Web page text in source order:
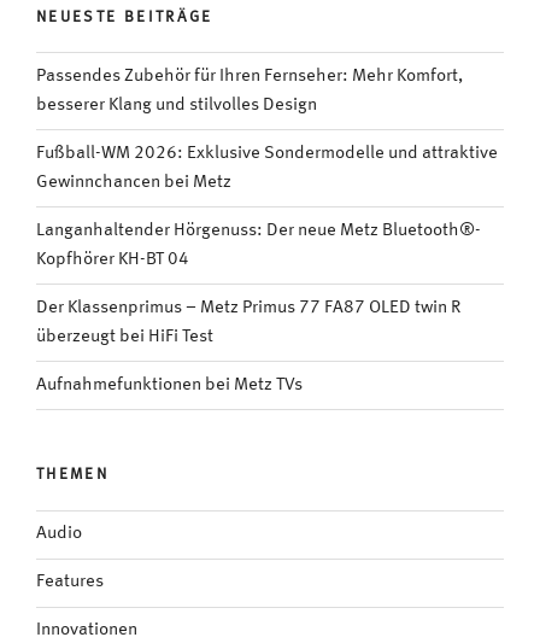
NEUESTE BEITRÄGE
Passendes Zubehör für Ihren Fernseher: Mehr Komfort,
besserer Klang und stilvolles Design
Fußball-WM 2026: Exklusive Sondermodelle und attraktive
Gewinnchancen bei Metz
Langanhaltender Hörgenuss: Der neue Metz Bluetooth®-
Kopfhörer KH-BT 04
Der Klassenprimus – Metz Primus 77 FA87 OLED twin R
überzeugt bei HiFi Test
Aufnahmefunktionen bei Metz TVs
THEMEN
Audio
Features
Innovationen